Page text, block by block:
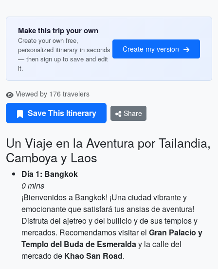
Make this trip your own
Create your own free,
personalized itinerary in seconds
— then sign up to save and edit
it.
Create my version
Viewed by 176 travelers
Save This Itinerary Share
Un Viaje en la Aventura por Tailandia,
Camboya y Laos
Día 1: Bangkok
0 mins
¡Bienvenidos a Bangkok! ¡Una ciudad vibrante y
emocionante que satisfará tus ansias de aventura!
Disfruta del ajetreo y del bullicio y de sus templos y
mercados. Recomendamos visitar el Gran Palacio y
Templo del Buda de Esmeralday la calle del
mercado de Khao San Road.